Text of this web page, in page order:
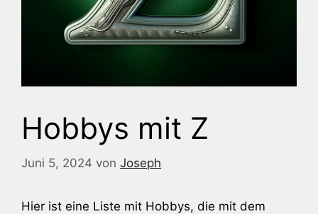
Hobbys mit Z
Juni 5, 2024 von Joseph
Hier ist eine Liste mit Hobbys, die mit dem